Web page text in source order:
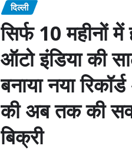
दिल्ली
सिर्फ 10 महीनों में
ऑटो इंडिया की
बनाया नया
की अब तक की
बिक्री